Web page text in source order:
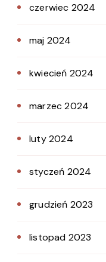
czerwiec 2024
maj 2024
kwiecień 2024
marzec 2024
luty 2024
styczeń 2024
grudzień 2023
listopad 2023